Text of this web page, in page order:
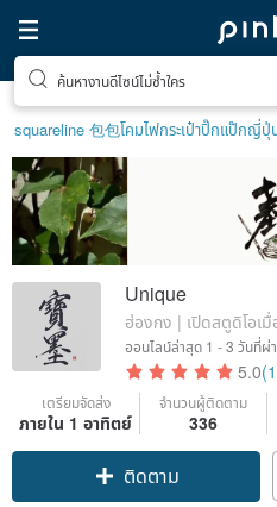
ค้นหางานดีไซน์ไม่ซ้ำใคร
squareline 包包โคมไฟกระเป๋าปิ๊กแป๊กญี่ปุ่
Unique
ฮ่องกง | เปิดสตูดิโอเ
ออนไลน์ล่าสุด 1 - 3 วันที่ผ่
5.0
เตรียมจัดส่ง
ภายใน 1 อาทิตย์
จำนวนผู้ติดตาม
336
ติดตาม